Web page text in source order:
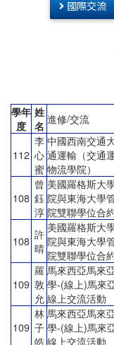
國際交流
學年
度
姓
名 進修/交流
112
李
心
蜜
中國西南交通
通運輸（交通
物流學院）
108
曾
鈺
淳
美國羅格斯大
院與東海大學
院雙聯學位合
108 許
晴
美國羅格斯大
院與東海大學
院雙聯學位合
109
羅
敦
允
馬來西亞馬來
學-(線上)馬來
線上交流活動
109
林
子
皓
馬來西亞馬來
學-(線上)馬來
線上交流活動